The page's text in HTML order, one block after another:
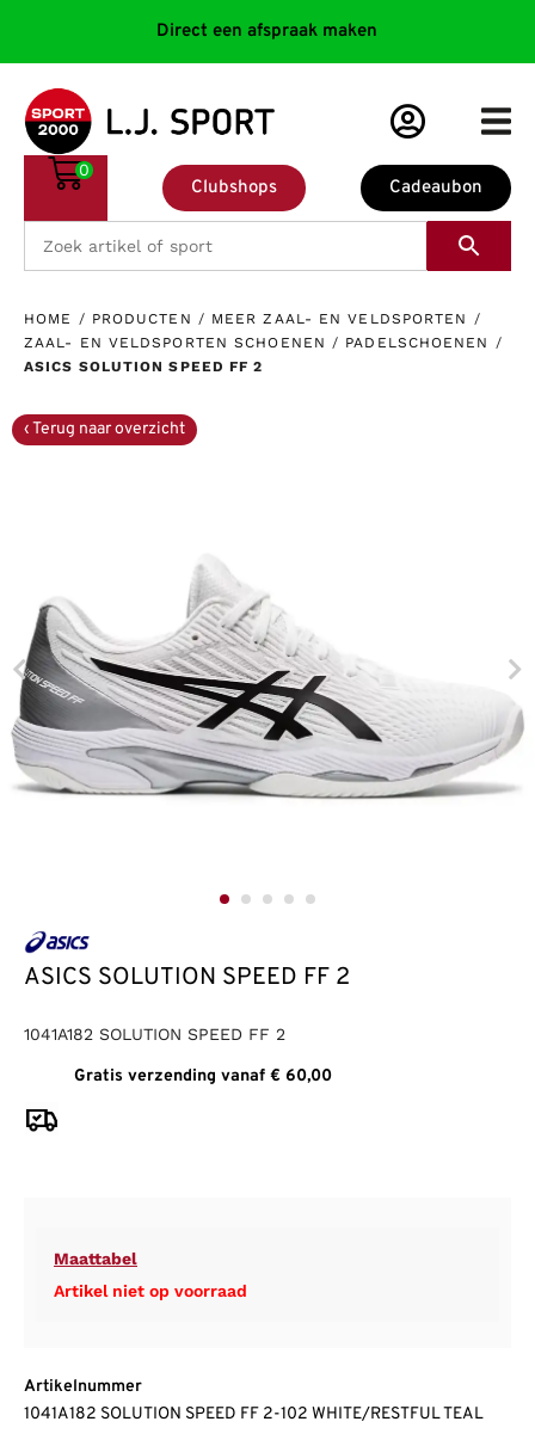
Direct een afspraak maken
Cadeaubon
Clubshops
0
HOME / PRODUCTEN / MEER ZAAL- EN VELDSPORTEN /
ZAAL- EN VELDSPORTEN SCHOENEN / PADELSCHOENEN /
ASICS SOLUTION SPEED FF 2
ASICS SOLUTION SPEED FF 2
1041A182 SOLUTION SPEED FF 2
Gratis verzending vanaf € 60,00
Maattabel
Artikel niet op voorraad
Artikelnummer
1041A182 SOLUTION SPEED FF 2-102 WHITE/RESTFUL TEAL